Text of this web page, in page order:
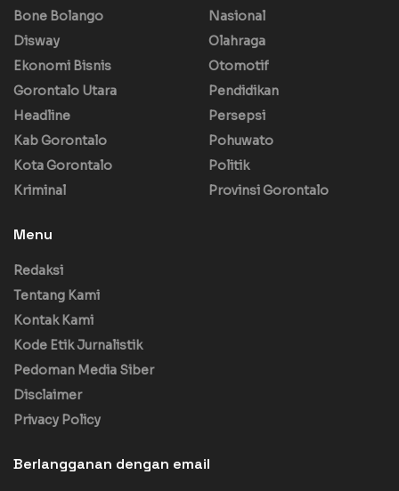
Bone Bolango
Disway
Ekonomi Bisnis
Gorontalo Utara
Headline
Kab Gorontalo
Kota Gorontalo
Kriminal
Nasional
Olahraga
Otomotif
Pendidikan
Persepsi
Pohuwato
Politik
Provinsi Gorontalo
Menu
Redaksi
Tentang Kami
Kontak Kami
Kode Etik Jurnalistik
Pedoman Media Siber
Disclaimer
Privacy Policy
Berlangganan dengan email